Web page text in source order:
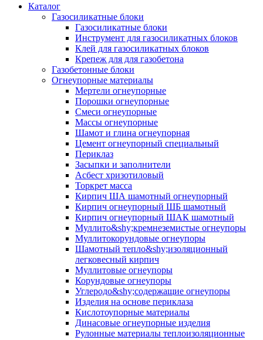
Каталог
Газосиликатные блоки
Газосиликатные блоки
Инструмент для газосиликатных блоков
Клей для газосиликатных блоков
Крепеж для для газобетона
Газобетонные блоки
Огнеупорные материалы
Мертели огнеупорные
Порошки огнеупорные
Смеси огнеупорные
Массы огнеупорные
Шамот и глина огнеупорная
Цемент огнеупорный специальный
Периклаз
Засыпки и заполнители
Асбест хризотиловый
Торкрет масса
Кирпич ША шамотный огнеупорный
Кирпич огнеупорный ШБ шамотный
Кирпич огнеупорный ШАК шамотный
Муллито&shy;­кремнеземистые огнеупоры
Муллито­корундовые огнеупоры
Шамотный тепло&shy;изоляционный
легковесный кирпич
Муллитовые огнеупоры
Корундовые огнеупоры
Углеродо&shy;содержащие огнеупоры
Изделия на основе периклаза
Кислотоупорные материалы
Динасовые огнеупорные изделия
Рулонные материалы теплоизоляционные